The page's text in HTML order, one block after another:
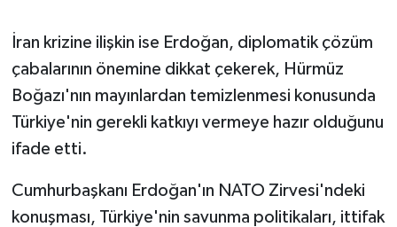
İran krizine ilişkin ise Erdoğan, diplomatik çözüm
çabalarının önemine dikkat çekerek, Hürmüz
Boğazı'nın mayınlardan temizlenmesi konusunda
Türkiye'nin gerekli katkıyı vermeye hazır olduğunu
ifade etti.
Cumhurbaşkanı Erdoğan'ın NATO Zirvesi'ndeki
konuşması, Türkiye'nin savunma politikaları, ittifak